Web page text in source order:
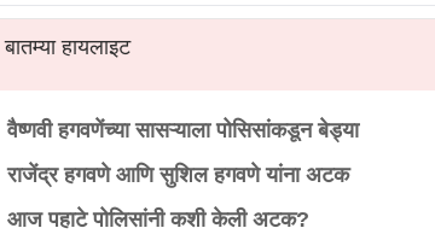
▌बातम्या हायलाइट
वैष्णवी हगवणेंच्या सासऱ्याला पोसिसांकडून बेड्या
राजेंद्र हगवणे आणि सुशिल हगवणे यांना अटक
आज पहाटे पोलिसांनी कशी केली अटक?